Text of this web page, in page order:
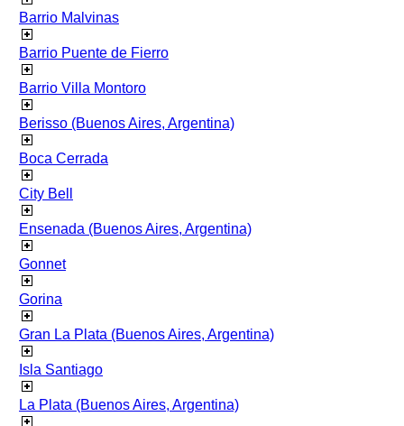
Barrio Malvinas
Barrio Puente de Fierro
Barrio Villa Montoro
Berisso (Buenos Aires, Argentina)
Boca Cerrada
City Bell
Ensenada (Buenos Aires, Argentina)
Gonnet
Gorina
Gran La Plata (Buenos Aires, Argentina)
Isla Santiago
La Plata (Buenos Aires, Argentina)